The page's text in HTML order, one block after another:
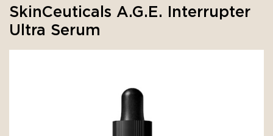
SkinCeuticals A.G.E. Interrupter
Ultra Serum